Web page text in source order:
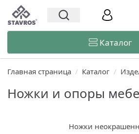
Каталог
Главная страница / Каталог /
Ножки и опоры
Ножки